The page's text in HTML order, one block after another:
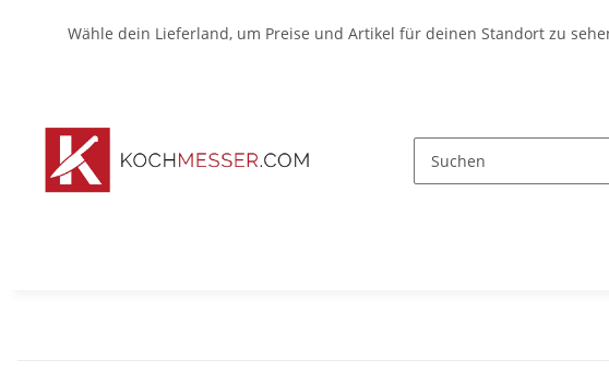
Wähle dein Lieferland, um Preise und Artikel für deinen Standort zu